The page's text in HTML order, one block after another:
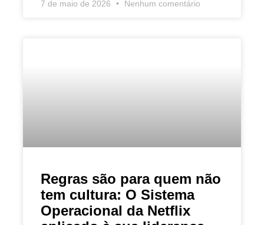
7 de maio de 2026 Nenhum comentário
Regras são para quem não
tem cultura: O Sistema
Operacional da Netflix